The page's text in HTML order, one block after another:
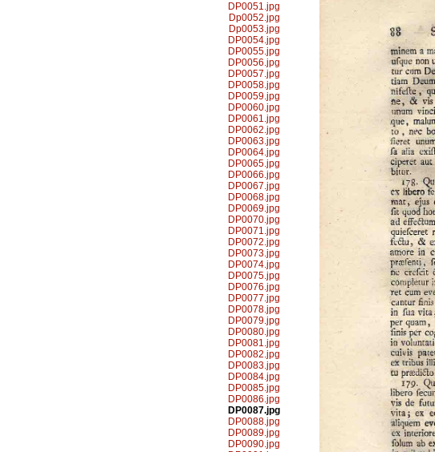
DP0051.jpg
Dp0052.jpg
Dp0053.jpg
DP0054.jpg
DP0055.jpg
DP0056.jpg
DP0057.jpg
DP0058.jpg
DP0059.jpg
DP0060.jpg
DP0061.jpg
DP0062.jpg
DP0063.jpg
DP0064.jpg
DP0065.jpg
DP0066.jpg
DP0067.jpg
DP0068.jpg
DP0069.jpg
DP0070.jpg
DP0071.jpg
DP0072.jpg
DP0073.jpg
DP0074.jpg
DP0075.jpg
DP0076.jpg
DP0077.jpg
DP0078.jpg
DP0079.jpg
DP0080.jpg
DP0081.jpg
DP0082.jpg
DP0083.jpg
DP0084.jpg
DP0085.jpg
DP0086.jpg
DP0087.jpg
DP0088.jpg
DP0089.jpg
DP0090.jpg